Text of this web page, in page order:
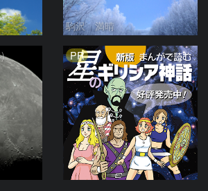
駒沢 満晴
PR